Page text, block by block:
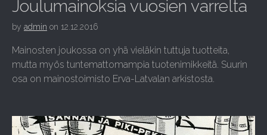
Joulumainoksia vuosien varrelta
by admin on 12.12.2016
Mainosten joukossa on yhä vieläkin tuttuja tuotteita,
mutta myös tuntemattomampia tuotenimikkeitä. Suurin
osa on mainostoimisto Erva-Latvalan arkistosta.